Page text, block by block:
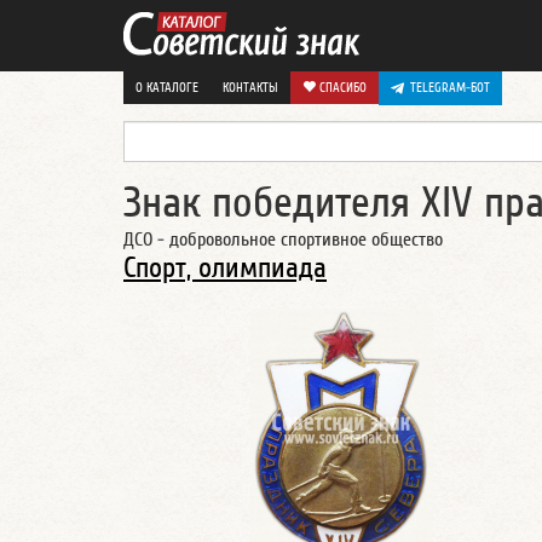
О КАТАЛОГЕ КОНТАКТЫ СПАСИБО TELEGRAM-БОТ
Знак победителя XIV
ДСО - добровольное спортивное общество
Спорт, олимпиада